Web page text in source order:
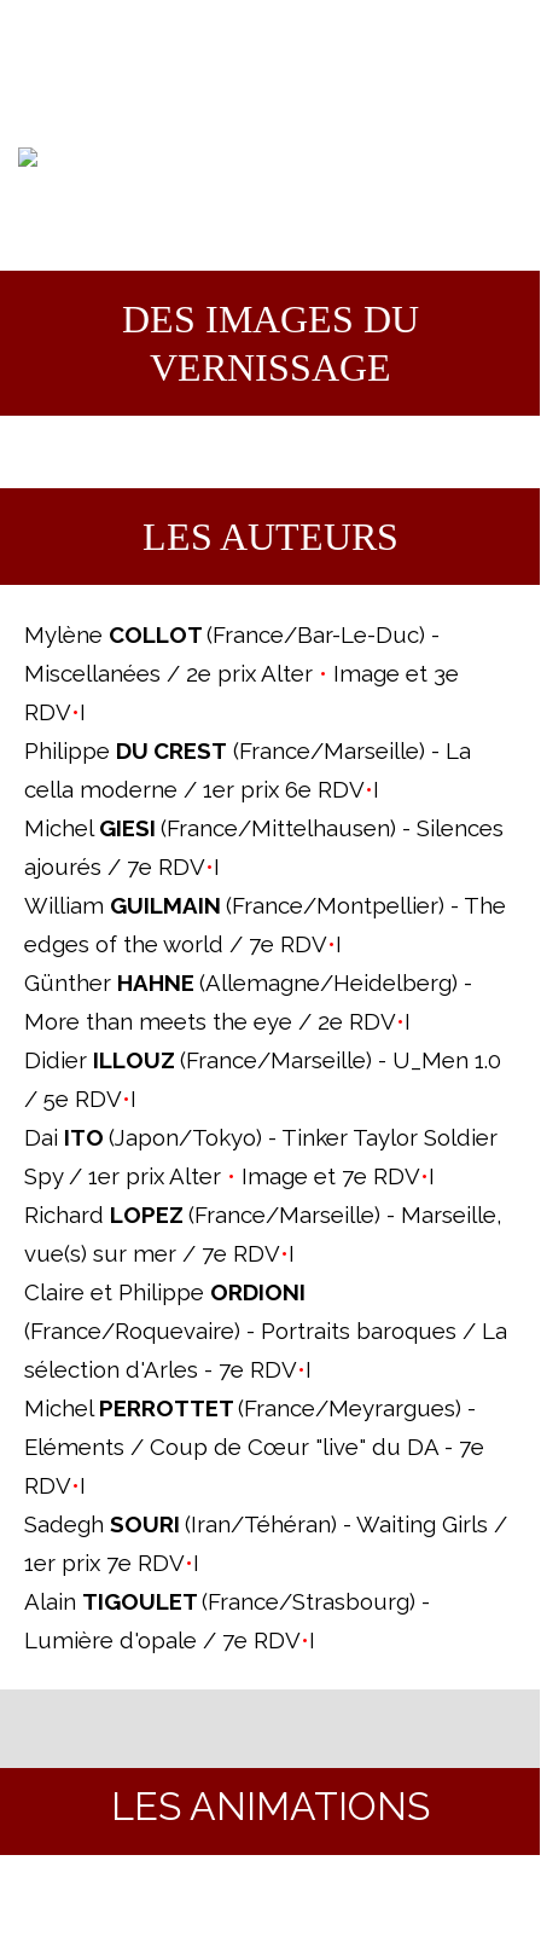
DES IMAGES DU
VERNISSAGE
LES AUTEURS
Mylène COLLOT(France/Bar-Le-Duc) -
Miscellanées / 2e prix Alter • Image et 3e
RDV•I
Philippe DU CREST (France/Marseille) - La
cella moderne / 1er prix 6e RDV•I
Michel GIESI (France/Mittelhausen) - Silences
ajourés / 7e RDV•I
William GUILMAIN (France/Montpellier) - The
edges of the world / 7e RDV•I
Günther HAHNE (Allemagne/Heidelberg) -
More than meets the eye / 2e RDV•I
Didier ILLOUZ (France/Marseille) - U_Men 1.0
/ 5e RDV•I
Dai ITO (Japon/Tokyo) - Tinker Taylor Soldier
Spy / 1er prix Alter • Image et 7e RDV•I
Richard LOPEZ (France/Marseille) - Marseille,
vue(s) sur mer / 7e RDV•I
Claire et Philippe ORDIONI
(France/Roquevaire) - Portraits baroques / La
sélection d'Arles - 7e RDV•I
Michel PERROTTET(France/Meyrargues) -
Eléments / Coup de Cœur "live" du DA - 7e
RDV•I
Sadegh SOURI (Iran/Téhéran) - Waiting Girls /
1er prix 7e RDV•I
Alain TIGOULET(France/Strasbourg) -
Lumière d'opale / 7e RDV•I
LES ANIMATIONS